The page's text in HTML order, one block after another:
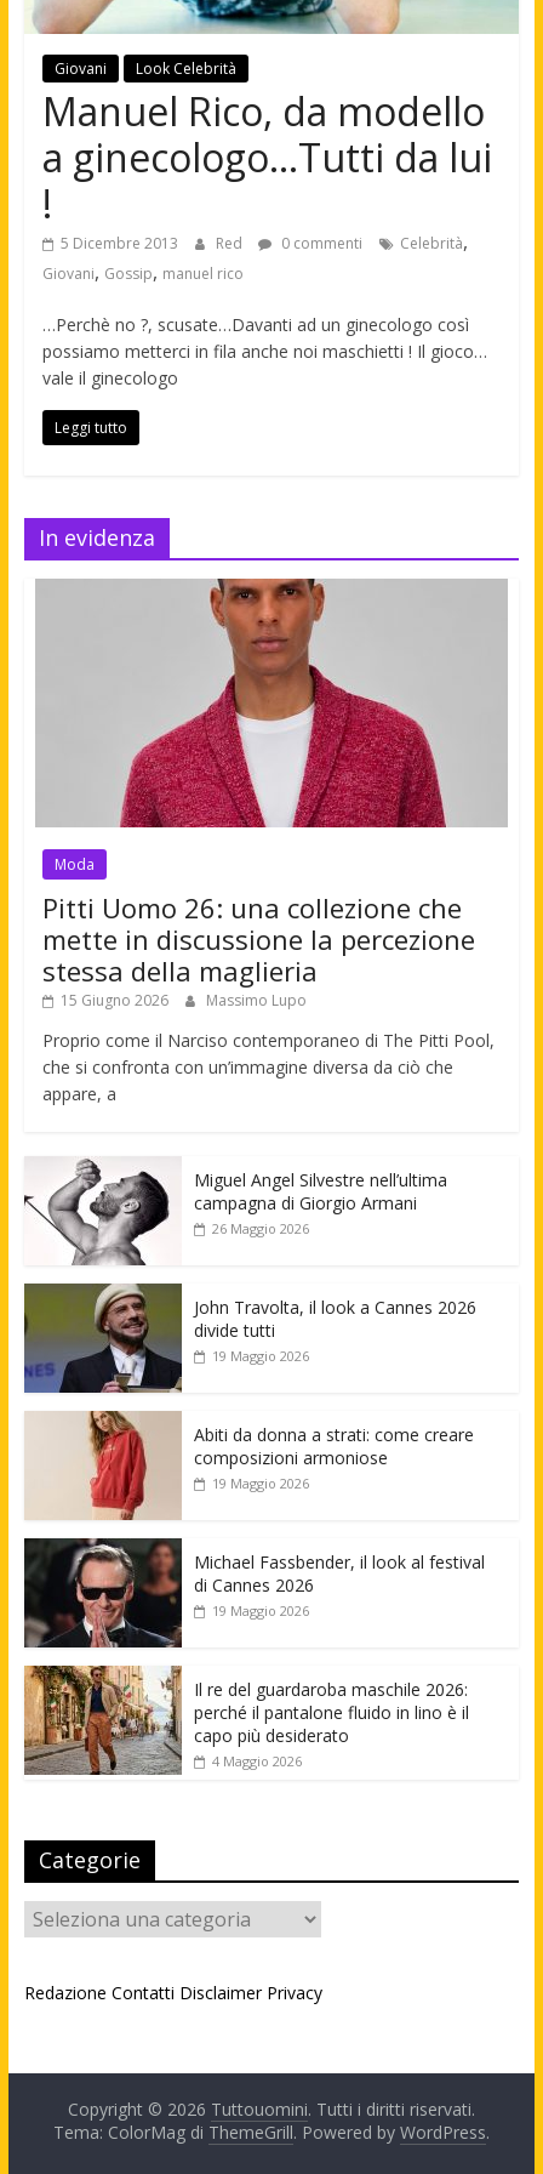
Giovani Look Celebrità
Manuel Rico, da modello
a ginecologo…Tutti da lui
!
5 Dicembre 2013 Red 0 commenti Celebrità,
Giovani, Gossip, manuel rico
…Perchè no ?, scusate…Davanti ad un ginecologo così
possiamo metterci in fila anche noi maschietti ! Il gioco…
vale il ginecologo
Leggi tutto
In evidenza
Moda
Pitti Uomo 26: una collezione che
mette in discussione la percezione
stessa della maglieria
15 Giugno 2026 Massimo Lupo
Proprio come il Narciso contemporaneo di The Pitti Pool,
che si confronta con un’immagine diversa da ciò che
appare, a
Miguel Angel Silvestre nell’ultima
campagna di Giorgio Armani
26 Maggio 2026
John Travolta, il look a Cannes 2026
divide tutti
19 Maggio 2026
Abiti da donna a strati: come creare
composizioni armoniose
19 Maggio 2026
Michael Fassbender, il look al festival
di Cannes 2026
19 Maggio 2026
Il re del guardaroba maschile 2026:
perché il pantalone fluido in lino è il
capo più desiderato
4 Maggio 2026
Categorie
Categorie
Redazione Contatti Disclaimer Privacy
Copyright © 2026 Tuttouomini. Tutti i diritti riservati.
Tema: ColorMag di ThemeGrill. Powered by WordPress.